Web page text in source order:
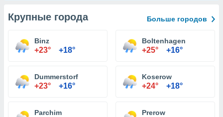
Крупные города Больше городов
Binz
+23° +18°
Boltenhagen
+25° +16°
Dummerstorf
+23° +16°
Koserow
+24° +18°
Parchim Prerow